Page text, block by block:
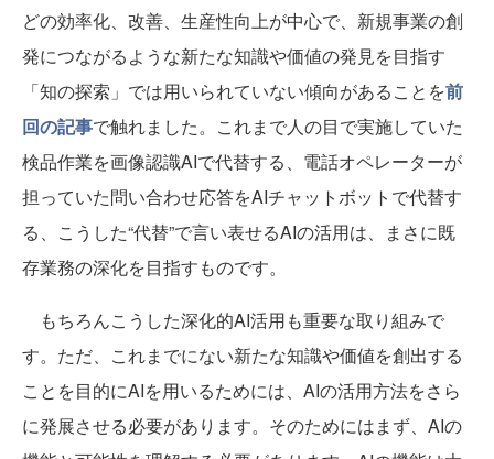
どの効率化、改善、生産性向上が中心で、新規事業の創
発につながるような新たな知識や価値の発見を目指す
「知の探索」では用いられていない傾向があることを前
回の記事で触れました。これまで人の目で実施していた
検品作業を画像認識AIで代替する、電話オペレーターが
担っていた問い合わせ応答をAIチャットボットで代替す
る、こうした“代替”で言い表せるAIの活用は、まさに既
存業務の深化を目指すものです。
もちろんこうした深化的AI活用も重要な取り組みで
す。ただ、これまでにない新たな知識や価値を創出する
ことを目的にAIを用いるためには、AIの活用方法をさら
に発展させる必要があります。そのためにはまず、AIの